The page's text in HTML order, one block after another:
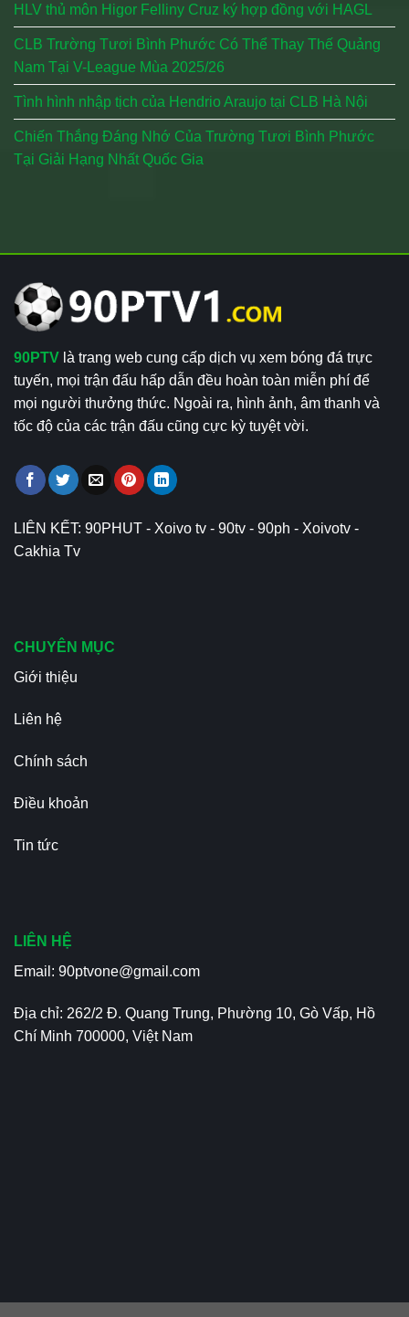
HLV thủ môn Higor Felliny Cruz ký hợp đồng với HAGL
CLB Trường Tươi Bình Phước Có Thể Thay Thế Quảng
Nam Tại V-League Mùa 2025/26
Tình hình nhập tịch của Hendrio Araujo tại CLB Hà Nội
Chiến Thắng Đáng Nhớ Của Trường Tươi Bình Phước
Tại Giải Hạng Nhất Quốc Gia
90PTV là trang web cung cấp dịch vụ xem bóng đá trực
tuyến, mọi trận đấu hấp dẫn đều hoàn toàn miễn phí để
mọi người thưởng thức. Ngoài ra, hình ảnh, âm thanh và
tốc độ của các trận đấu cũng cực kỳ tuyệt vời.
LIÊN KẾT: 90PHUT - Xoivo tv - 90tv - 90ph - Xoivotv -
Cakhia Tv
CHUYÊN MỤC
Giới thiệu
Liên hệ
Chính sách
Điều khoản
Tin tức
LIÊN HỆ
Email: 90ptvone@gmail.com
Địa chỉ: 262/2 Đ. Quang Trung, Phường 10, Gò Vấp, Hồ
Chí Minh 700000, Việt Nam